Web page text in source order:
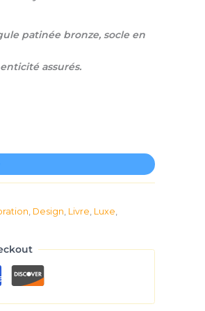
patinée bronze, socle en
assurés.
, Design, Livre, Luxe,